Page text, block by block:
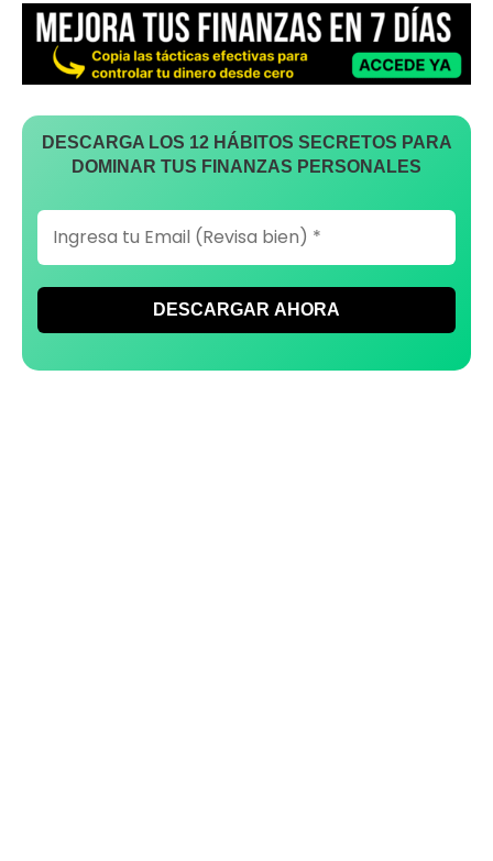
DESCARGA LOS 12 HÁBITOS SECRETOS PARA
DOMINAR TUS FINANZAS PERSONALES